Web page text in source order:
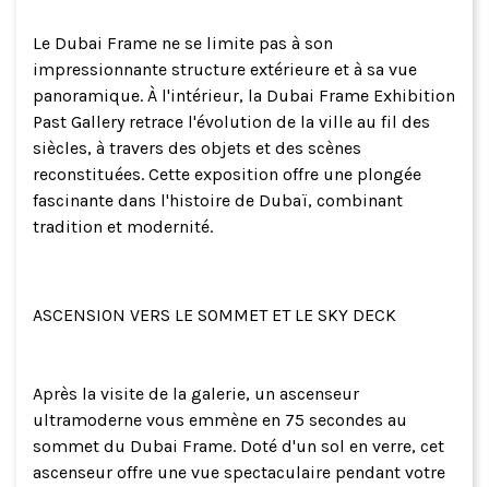
Le Dubai Frame ne se limite pas à son
impressionnante structure extérieure et à sa vue
panoramique. À l'intérieur, la Dubai Frame Exhibition
Past Gallery retrace l'évolution de la ville au fil des
siècles, à travers des objets et des scènes
reconstituées. Cette exposition offre une plongée
fascinante dans l'histoire de Dubaï, combinant
tradition et modernité.
ASCENSION VERS LE SOMMET ET LE SKY DECK
Après la visite de la galerie, un ascenseur
ultramoderne vous emmène en 75 secondes au
sommet du Dubai Frame. Doté d'un sol en verre, cet
ascenseur offre une vue spectaculaire pendant votre